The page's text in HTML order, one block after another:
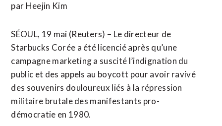
par Heejin Kim
SÉOUL, 19 mai (Reuters) – Le directeur de
Starbucks Corée a été licencié après qu’une
campagne marketing a suscité l’indignation du
public et des appels au boycott pour avoir ravivé
des souvenirs douloureux liés à la répression
militaire brutale des manifestants pro-
démocratie en 1980.